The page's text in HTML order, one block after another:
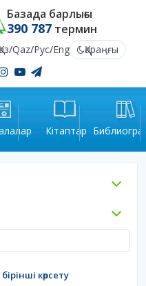
Базада барлығы
390 787термин
/Qaz/Рус/Eng
Қараңғы
Кітаптар
көрсету